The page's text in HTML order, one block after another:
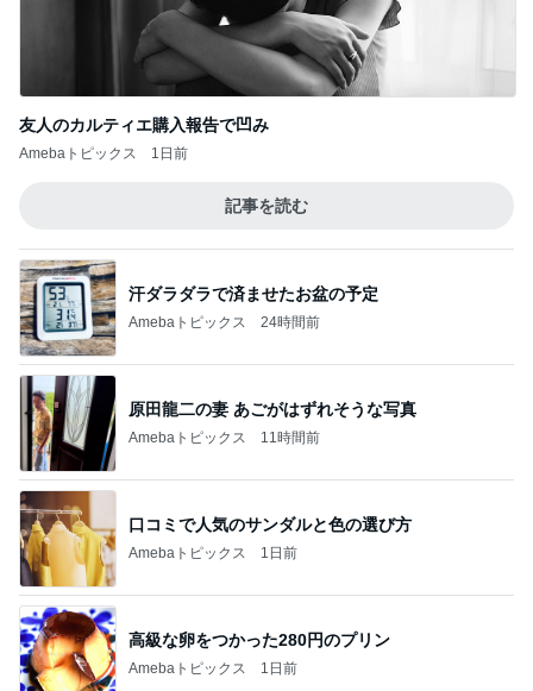
友人のカルティエ購入報告で凹み
Amebaトピックス 1日前
記事を読む
汗ダラダラで済ませたお盆の予定
Amebaトピックス 24時間前
原田龍二の妻 あごがはずれそうな写真
Amebaトピックス 11時間前
口コミで人気のサンダルと色の選び方
Amebaトピックス 1日前
高級な卵をつかった280円のプリン
Amebaトピックス 1日前